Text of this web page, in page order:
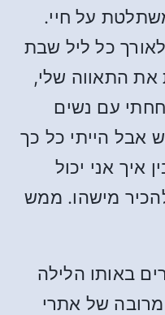
על חיי.
כל ליל שבת
את התאווה שלי,
עם נשים
אבל הייתי כל כך
איך אני יכול
מישהו. ממש
באותו הלילה
של אתרי